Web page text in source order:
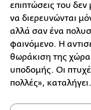
επιπτώσεις του δεν
να διερευνώνται
αλλά σαν ένα
φαινόμενο. Η
θωράκιση της
υποδομής. Οι
πολλές», καταλήγει.